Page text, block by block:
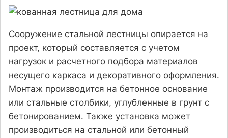
Сооружение стальной лестницы опирается на
проект, который составляется с учетом
нагрузок и расчетного подбора материалов
несущего каркаса и декоративного оформления.
Монтаж производится на бетонное основание
или стальные столбики, углубленные в грунт с
бетонированием. Также установка может
производиться на стальной или бетонный